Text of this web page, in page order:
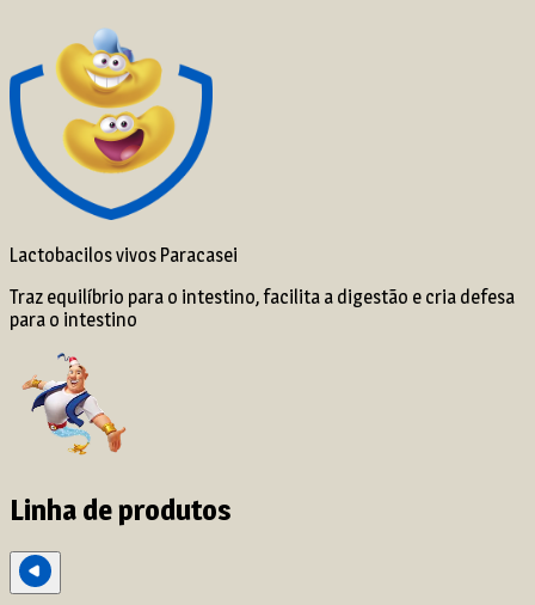
Lactobacilos vivos Paracasei
Traz equilíbrio para o intestino, facilita a digestão e cria defesa
para o intestino
Linha de produtos